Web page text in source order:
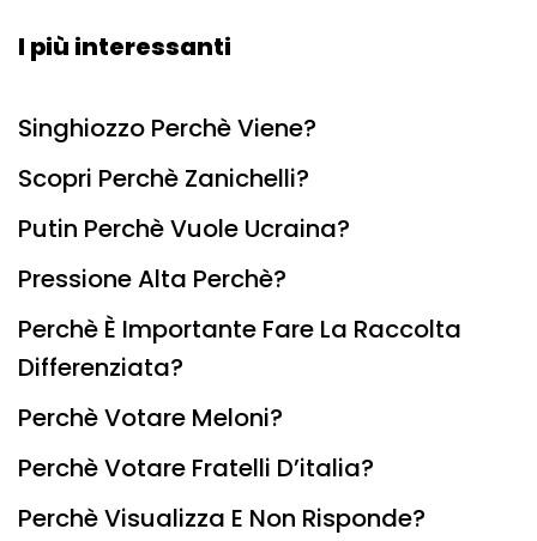
I più interessanti
Singhiozzo Perchè Viene?
Scopri Perchè Zanichelli?
Putin Perchè Vuole Ucraina?
Pressione Alta Perchè?
Perchè È Importante Fare La Raccolta
Differenziata?
Perchè Votare Meloni?
Perchè Votare Fratelli D’italia?
Perchè Visualizza E Non Risponde?